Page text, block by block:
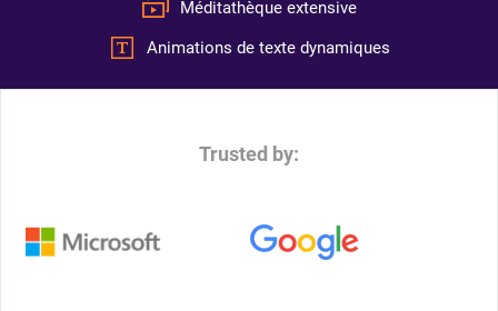
Méditathèque extensive
Animations de texte dynamiques
Trusted by: